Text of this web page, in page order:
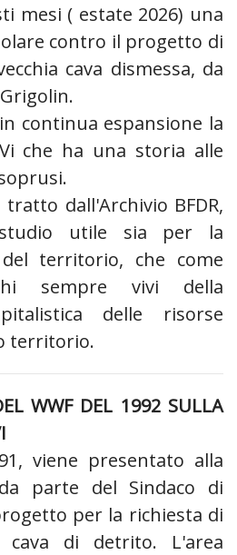
mesi ( estate 2026) una
contro il progetto di
cava dismessa, da
continua espansione la
che ha una storia alle
dall'Archivio BFDR,
utile sia per la
territorio, che come
sempre vivi della
delle risorse
territorio.
WWF DEL 1992 SULLA
viene presentato alla
parte del Sindaco di
per la richiesta di
di detrito. L'area